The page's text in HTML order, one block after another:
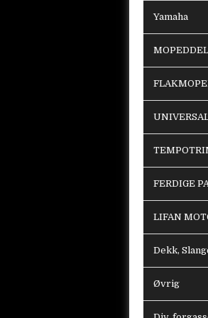
Yamaha
FERDIGE
LIFAN
Dekk,
Øvrig